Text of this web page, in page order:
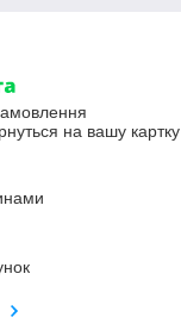
на вашу картку